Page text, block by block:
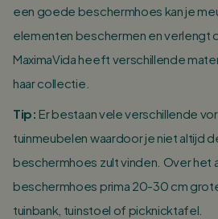
een goede beschermhoes kan je
elementen beschermen en verlengt
MaximaVida heeft verschillende
haar collectie.
Tip: Er bestaan vele verschillende
tuinmeubelen waardoor je niet altijd
beschermhoes zult vinden. Over het
beschermhoes prima 20-30 cm
tuinbank, tuinstoel of picknicktafel.